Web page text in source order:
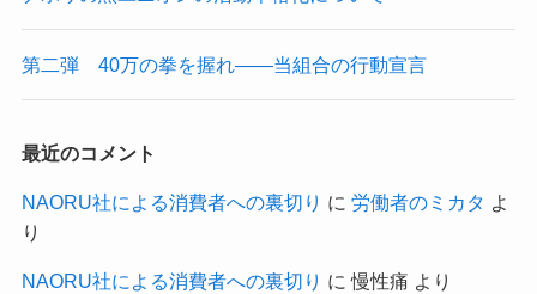
第二弾 40万の拳を握れ——当組合の行動宣言
最近のコメント
NAORU社による消費者への裏切り に 労働者のミカタ よ
り
NAORU社による消費者への裏切り に慢性痛 より